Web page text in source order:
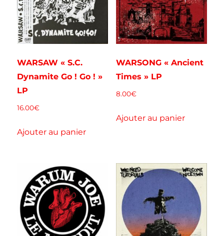
WARSAW « S.C.
Dynamite Go ! Go ! »
LP
16.00€
Ajouter au panier
WARSONG « Ancient
Times » LP
8.00€
Ajouter au panier